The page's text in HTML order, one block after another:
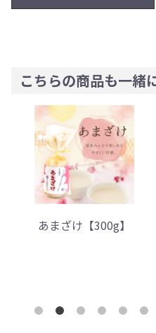
こちらの商品も一緒
キッコーウ印 淡